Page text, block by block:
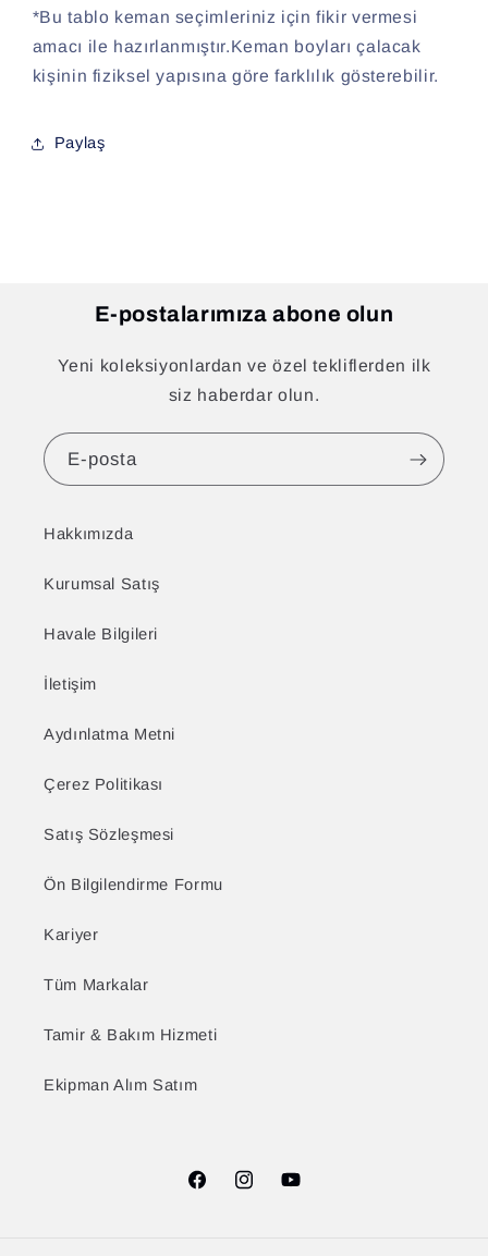
*Bu tablo keman seçimleriniz için fikir vermesi
amacı ile hazırlanmıştır.Keman boyları çalacak
kişinin fiziksel yapısına göre farklılık gösterebilir.
Paylaş
E-postalarımıza abone olun
Yeni koleksiyonlardan ve özel tekliflerden ilk
siz haberdar olun.
E-posta
Hakkımızda
Kurumsal Satış
Havale Bilgileri
İletişim
Aydınlatma Metni
Çerez Politikası
Satış Sözleşmesi
Ön Bilgilendirme Formu
Kariyer
Tüm Markalar
Tamir & Bakım Hizmeti
Ekipman Alım Satım
FacebookInstagramYouTube